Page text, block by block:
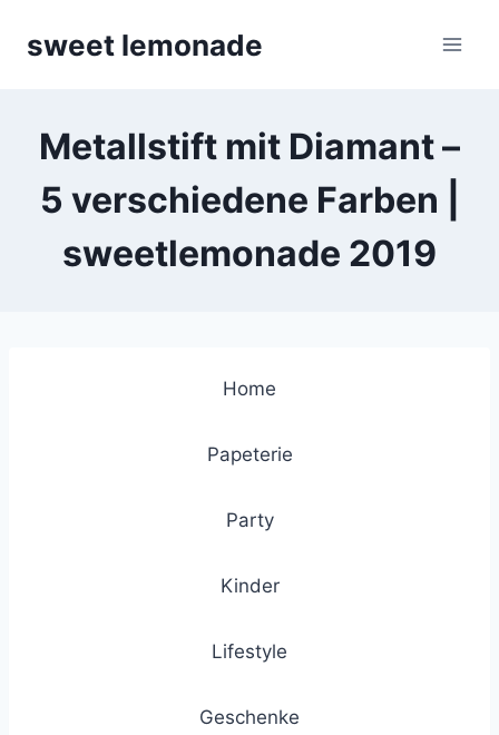
sweet lemonade
Metallstift mit Diamant –
5 verschiedene Farben |
sweetlemonade 2019
Home
Papeterie
Party
Kinder
Lifestyle
Geschenke